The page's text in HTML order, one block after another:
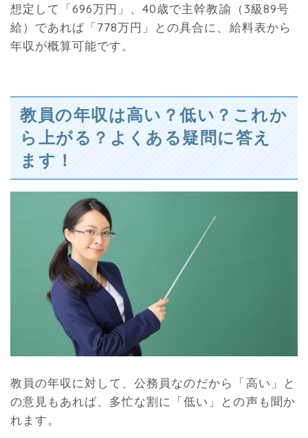
想定して「696万円」、40歳で主幹教諭（3級89号
給）であれば「778万円」との具合に、給料表から
年収が概算可能です。
教員の年収は高い？低い？これか
ら上がる？よくある疑問に答え
ます！
教員の年収に対して、公務員なのだから「高い」と
の意見もあれば、多忙な割に「低い」との声も聞か
れます。